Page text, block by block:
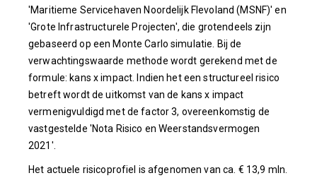
'Maritieme Servicehaven Noordelijk Flevoland (MSNF)' en
'Grote Infrastructurele Projecten', die grotendeels zijn
gebaseerd op een Monte Carlo simulatie. Bij de
verwachtingswaarde methode wordt gerekend met de
formule: kans x impact. Indien het een structureel risico
betreft wordt de uitkomst van de kans x impact
vermenigvuldigd met de factor 3, overeenkomstig de
vastgestelde 'Nota Risico en Weerstandsvermogen
2021'.
Het actuele risicoprofiel is afgenomen van ca. € 13,9 mln.